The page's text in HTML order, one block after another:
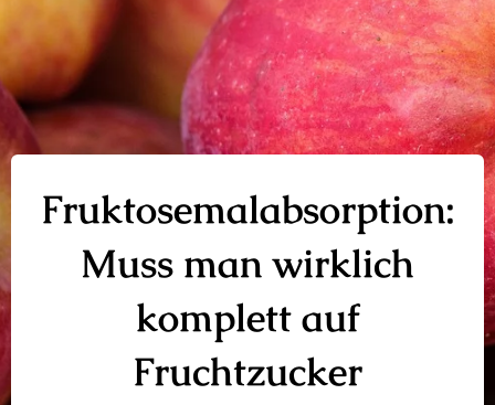
Fruktosemalabsorption:
Muss man wirklich
komplett auf
Fruchtzucker